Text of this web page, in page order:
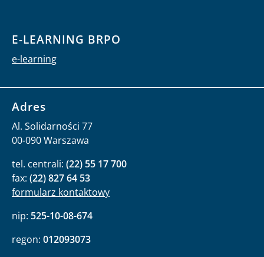
E-LEARNING BRPO
e-learning
Adres
Al. Solidarności 77
00-090 Warszawa
tel. centrali: (22) 55 17 700
fax: (22) 827 64 53
formularz kontaktowy
nip: 525-10-08-674
regon: 012093073